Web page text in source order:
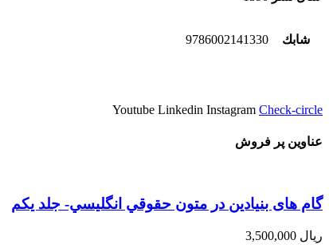
شابك 9786002141330
Youtube Linkedin Instagram Check-circle
عناوین پر فروش
گام های بنیادین در متون حقوقي انگليسي- جلد يكم
ریال